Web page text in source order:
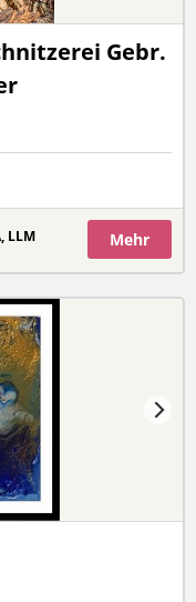
Gebr.
LLM Mehr